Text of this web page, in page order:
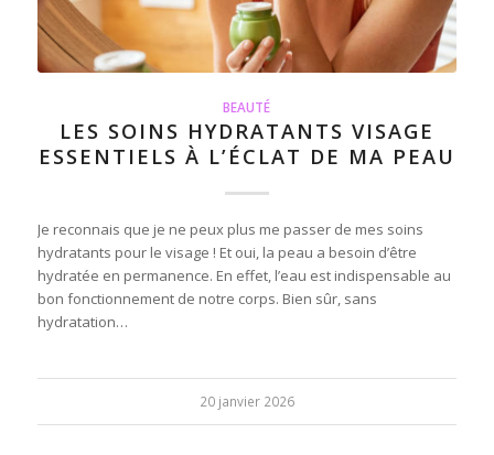
BEAUTÉ
LES SOINS HYDRATANTS VISAGE
ESSENTIELS À L’ÉCLAT DE MA PEAU
Je reconnais que je ne peux plus me passer de mes soins
hydratants pour le visage ! Et oui, la peau a besoin d’être
hydratée en permanence. En effet, l’eau est indispensable au
bon fonctionnement de notre corps. Bien sûr, sans
hydratation…
20 janvier 2026